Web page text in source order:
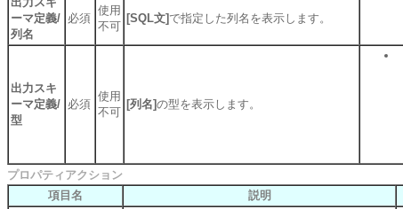
ーマ定義/
列名
必須
使用
不可
[SQL文] で指定した列名を表示します。
出力スキ
ーマ定義/
型
必須
使用
不可
[列名]の型を表示します。
プロパティアクション
項目名
説明